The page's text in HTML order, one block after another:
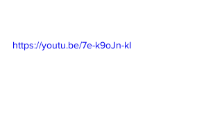
https://youtu.be/7e-k9oJn-kI